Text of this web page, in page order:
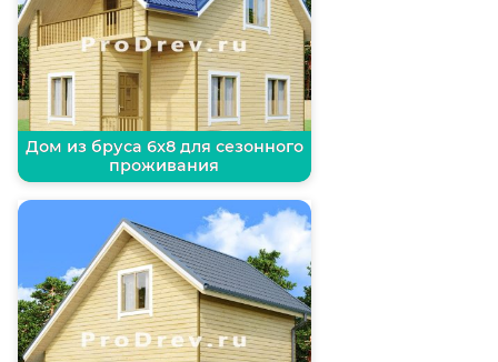
Дом из бруса 6х8 для сезонного
проживания